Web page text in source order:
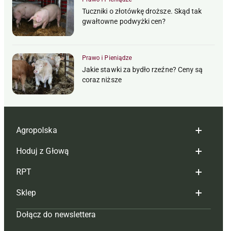
Tuczniki o złotówkę droższe. Skąd tak
gwałtowne podwyżki cen?
Prawo i Pieniądze
Jakie stawki za bydło rzeźne? Ceny są
coraz niższe
Agropolska
Redakcja
Reklama
Tagi
Mapa serwisu
Hoduj z Głową
Hoduj z głową bydło
Hoduj z głową świnie
Prenumerata
RPT
Redakcja
Prenumerata
Sklep
Czasopisma i prenumerata
Dołącz do newslettera